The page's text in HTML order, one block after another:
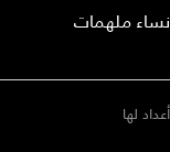
نساء ملهمات
أعداد لها